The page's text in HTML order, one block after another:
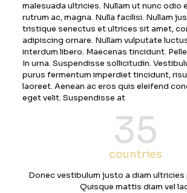
malesuada ultricies. Nullam ut nunc odio
rutrum ac, magna. Nulla facilisi. Nullam
tristique senectus et ultrices sit amet,
adipiscing ornare. Nullam vulputate
interdum libero. Maecenas tincidunt.
In urna. Suspendisse sollicitudin.
purus fermentum imperdiet tincidunt,
laoreet. Aenean ac eros quis eleifend
eget velit. Suspendisse at
35
countries
Donec vestibulum justo a diam ultricies
Quisque mattis diam vel